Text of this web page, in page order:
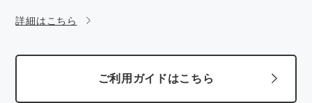
詳細はこちら
ご利用ガイドはこちら